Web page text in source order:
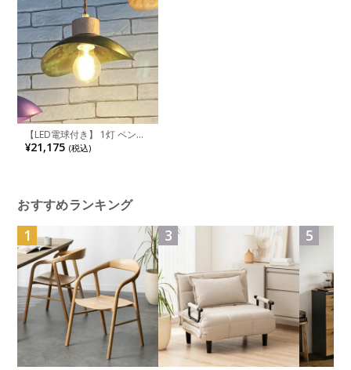
【LED電球付き】 1灯 ペンダ
ントライト 日本製 ペタル ラ
イト 吊り下げ 照明 インテリ
¥21,175 (税込)
おすすめランキング
1 3 5